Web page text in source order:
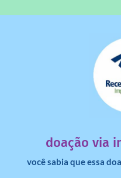
doação via
você sabia que essa
dinheiro deixa